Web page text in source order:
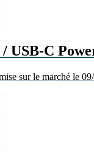
USB-C
sur le marché le